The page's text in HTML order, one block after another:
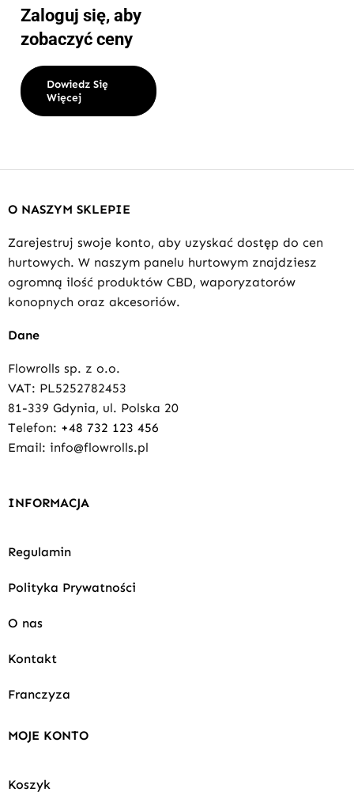
Zaloguj się, aby
zobaczyć ceny
Dowiedz Się
Więcej
O NASZYM SKLEPIE
Zarejestruj swoje konto, aby uzyskać dostęp do cen
hurtowych. W naszym panelu hurtowym znajdziesz
ogromną ilość produktów CBD, waporyzatorów
konopnych oraz akcesoriów.
Dane
Flowrolls sp. z o.o.
VAT: PL5252782453
81-339 Gdynia, ul. Polska 20
Telefon: +48 732 123 456
Email: info@flowrolls.pl
INFORMACJA
Regulamin
Polityka Prywatności
O nas
Kontakt
Franczyza
MOJE KONTO
Koszyk